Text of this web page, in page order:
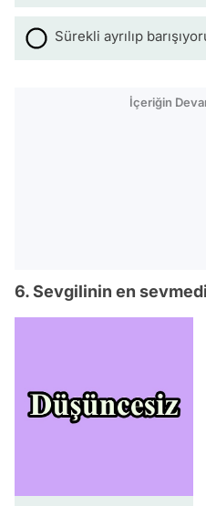
Sürekli ayrılıp
İçeriğin
6. Sevgilinin en